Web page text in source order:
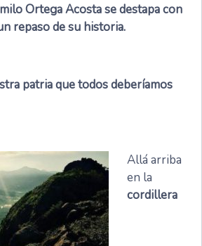
Ortega Acosta se destapa con
repaso de su historia.
patria que todos deberíamos
Allá arriba
en la
cordillera